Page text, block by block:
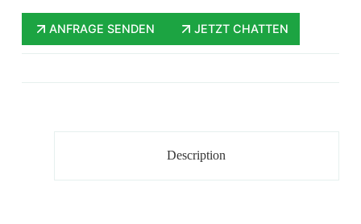
ANFRAGE SENDEN JETZT CHATTEN
Description